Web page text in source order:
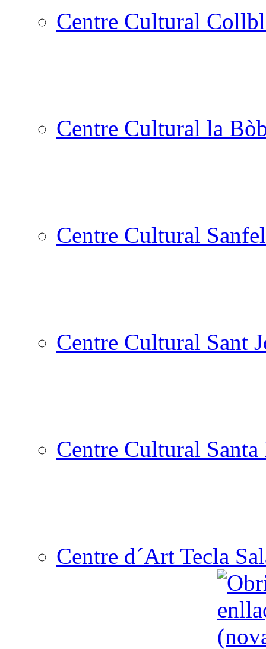
Centre Cultural
Centre Cultural la
Centre Cultural
Centre Cultural Sant
Centre Cultural
Centre d´Art Tecla